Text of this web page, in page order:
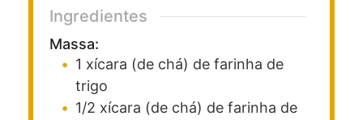
Ingredientes
Massa:
1 xícara (de chá) de farinha de
trigo
1/2 xícara (de chá) de farinha de